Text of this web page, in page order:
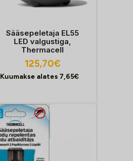
Sääsepeletaja EL55
LED valgustiga,
Thermacell
125,70€
Kuumakse alates 7,65€